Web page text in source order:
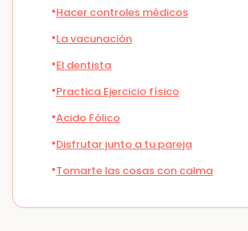
Hacer controles médicos
La vacunación
El dentista
Practica Ejercicio físico
Acido Fólico
Disfrutar junto a tu pareja
Tomarte las cosas con calma